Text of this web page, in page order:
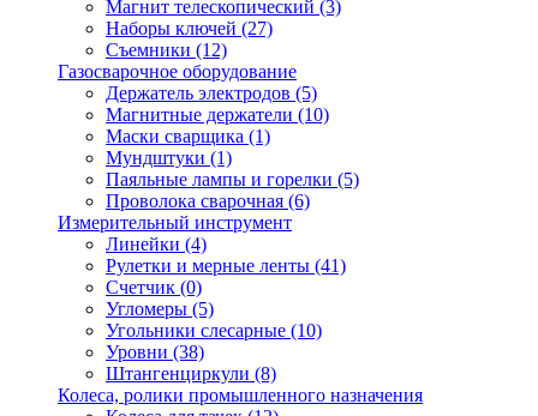
Магнит телескопический (3)
Наборы ключей (27)
Съемники (12)
Газосварочное оборудование
Держатель электродов (5)
Магнитные держатели (10)
Маски сварщика (1)
Мундштуки (1)
Паяльные лампы и горелки (5)
Проволока сварочная (6)
Измерительный инструмент
Линейки (4)
Рулетки и мерные ленты (41)
Счетчик (0)
Угломеры (5)
Угольники слесарные (10)
Уровни (38)
Штангенциркули (8)
Колеса, ролики промышленного назначения